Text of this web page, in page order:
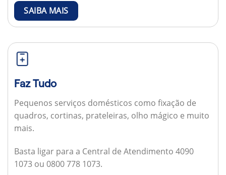
SAIBA MAIS
Faz Tudo
Pequenos serviços domésticos como fixação de
quadros, cortinas, prateleiras, olho mágico e muito
mais.
Basta ligar para a Central de Atendimento 4090
1073 ou 0800 778 1073.